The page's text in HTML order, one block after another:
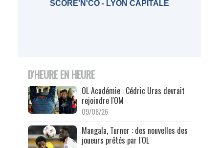
SCORE'N'CO - LYON CAPITALE
D'HEURE EN HEURE
OL Académie : Cédric Uras devrait
rejoindre l'OM
09/08/26
Mangala, Turner : des nouvelles des
joueurs prêtés par l'OL